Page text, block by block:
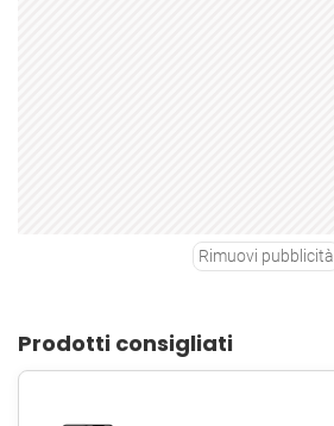
Rimuovi pubblicità
Prodotti consigliati